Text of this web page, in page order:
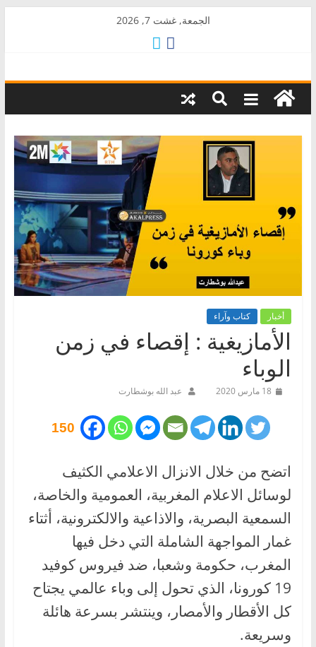
الجمعة, غشت 7, 2026
AkalPress
منبر
أخبار كتاب وآراء
الأمازيغية : إقصاء في زمن
الوباء
18 مارس 2020 عبد الله بوشطارت
150
اتضح من خلال الانزال الاعلامي الكثيف
لوسائل الاعلام المغربية، العمومية والخاصة،
السمعية البصرية، والاذاعية والالكترونية، أثتاء
غمار المواجهة الشاملة التي دخل فيها
المغرب، حكومة وشعبا، ضد فيروس كوفيد
19 كورونا، الذي تحول إلى وباء عالمي يجتاح
كل الأقطار والأمصار، وينتشر بسرعة هائلة
وسريعة.